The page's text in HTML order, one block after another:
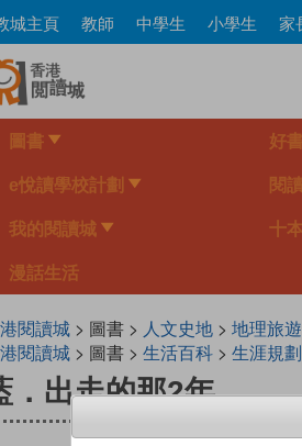
Skip
to
main
content
城主頁 教師 中學生 小學生 家
圖書 好
e悅讀學校計劃 閱
我的閱讀城 十
漫話生活
閱讀城> 圖書 > 人文史地> 地理旅遊
閱讀城> 圖書 > 生活百科> 生涯規劃
．出走的那2年